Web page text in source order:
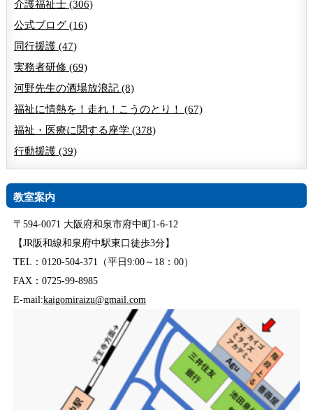
介護福祉士 (306)
公式ブログ (16)
同行援護 (47)
実務者研修 (69)
河野先生の酒場放浪記 (8)
福祉に情熱を！走れ！こうのとり！ (67)
福祉・医療に関する座学 (378)
行動援護 (39)
教室案内
〒594-0071 大阪府和泉市府中町1-6-12
【JR阪和線和泉府中駅東口徒歩3分】
TEL：0120-504-371（平日9:00～18：00）
FAX：0725-99-8985
E-mail:kaigomiraizu@gmail.com